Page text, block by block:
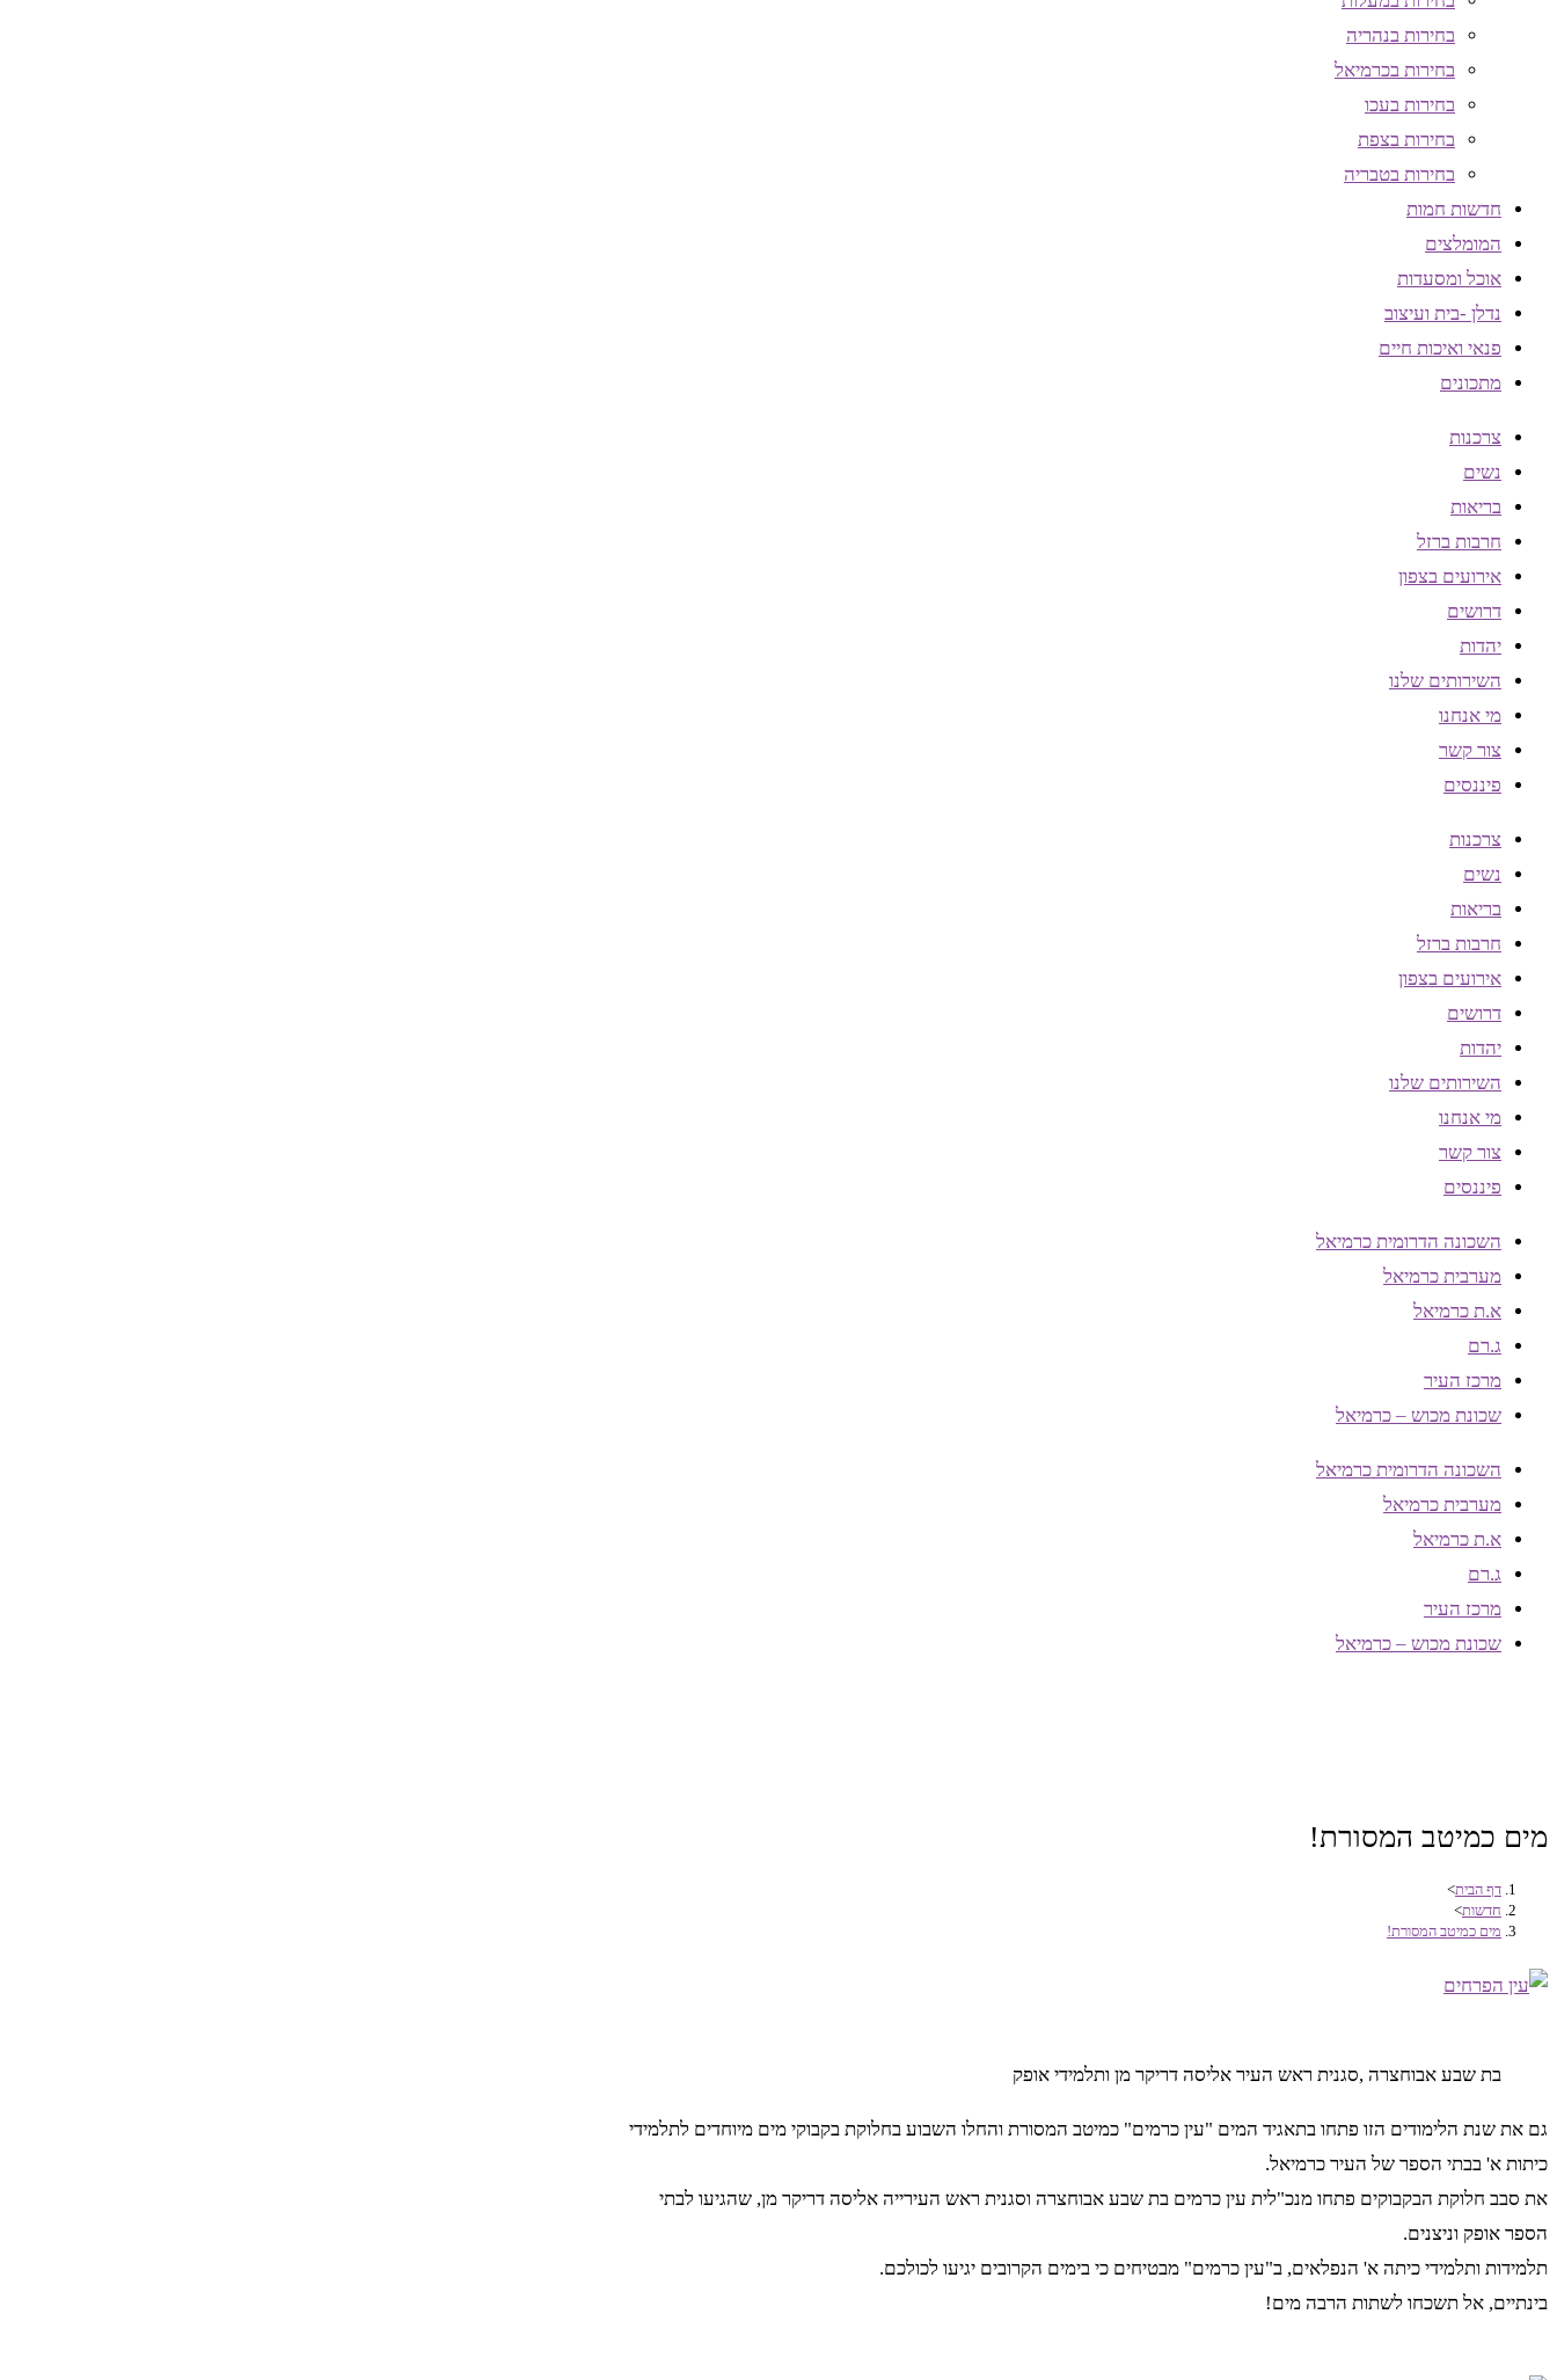
בחירות בנהריה
בחירות בכרמיאל
בחירות בעכו
בחירות בצפת
בחירות בטבריה
חדשות חמות
המומלצים
אוכל ומסעדות
נדלן -בית ועיצוב
פנאי ואיכות חיים
מתכונים
צרכנות
נשים
בריאות
חרבות ברזל
אירועים בצפון
דרושים
יהדות
השירותים שלנו
מי אנחנו
צור קשר
פיננסים
צרכנות
נשים
בריאות
חרבות ברזל
אירועים בצפון
דרושים
יהדות
השירותים שלנו
מי אנחנו
צור קשר
פיננסים
השכונה הדרומית כרמיאל
מערבית כרמיאל
א.ת כרמיאל
ג.רם
מרכז העיר
שכונת מכוש – כרמיאל
השכונה הדרומית כרמיאל
מערבית כרמיאל
א.ת כרמיאל
ג.רם
מרכז העיר
שכונת מכוש – כרמיאל
מים כמיטב המסורת!
דף הבית>
חדשות>
מים כמיטב המסורת!
בת שבע אבוחצרה ,סגנית ראש העיר אליסה דריקר מן ותלמידי אופק
גם את שנת הלימודים הזו פתחו בתאגיד המים "עין כרמים" כמיטב המסורת והחלו השבוע בחלוקת בקבוקי מים מיוחדים לתלמידי
כיתות א' בבתי הספר של העיר כרמיאל.
את סבב חלוקת הבקבוקים פתחו מנכ"לית עין כרמים בת שבע אבוחצרה וסגנית ראש העירייה אליסה דריקר מן, שהגיעו לבתי
הספר אופק וניצנים.
תלמידות ותלמידי כיתה א' הנפלאים, ב"עין כרמים" מבטיחים כי בימים הקרובים יגיעו לכולכם.
בינתיים, אל תשכחו לשתות הרבה מים!